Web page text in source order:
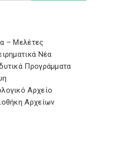
– Μελέτες
Νέα
Προγράμματα
Αρχείο
Αρχείων